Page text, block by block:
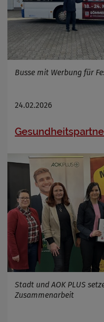
Busse mit Werbung für
24.02.2026
Stadt und AOK PLUS
Zusammenarbeit